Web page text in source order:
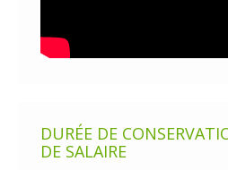
DURÉE DE
DE SALAIRE